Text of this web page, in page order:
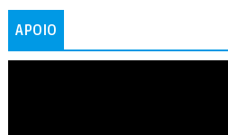
APOIO